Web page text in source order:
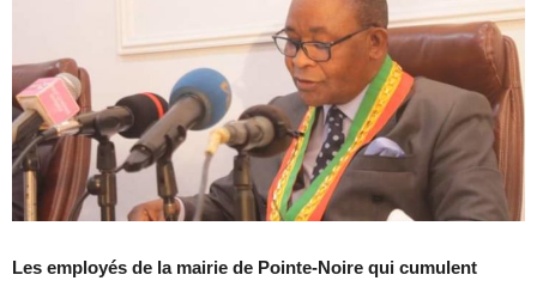
Les employés de la mairie de Pointe-Noire qui cumulent